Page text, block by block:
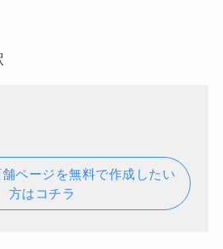
ページを無料で作成したい
方はコチラ